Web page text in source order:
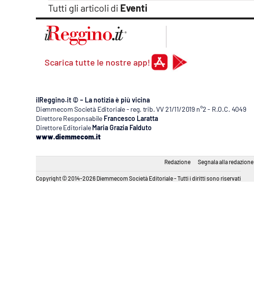
Tutti gli articoli di Eventi
Scarica tutte le nostre app!
ilReggino.it © – La notizia è più vicina
Diemmecom Società Editoriale - reg. trib. VV 21/11/2019 n°2 - R.O.C. 4049
Direttore Responsabile Francesco Laratta
Direttore Editoriale Maria Grazia Falduto
www.diemmecom.it
Redazione Segnala alla redazione
Copyright © 2014-2026 Diemmecom Società Editoriale - Tutti i diritti sono riservati